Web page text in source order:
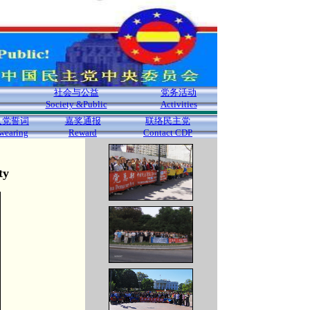
社会与公益
Society &Public
党务活动
Activities
党誓词
嘉奖通报
Reward
联络民主党
Contact CDP